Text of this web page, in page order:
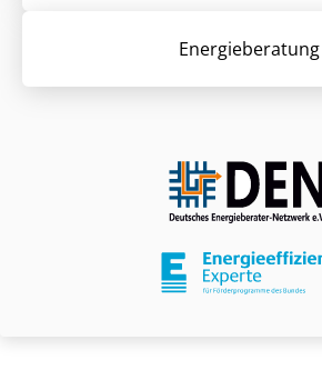
Energieberatung